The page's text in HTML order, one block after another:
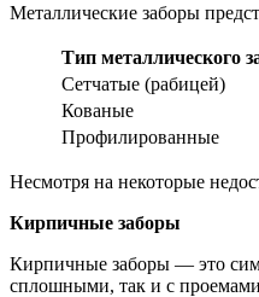
Металлические заборы
Тип металлического
Сетчатые (рабицей)
Кованые
Профилированные
Несмотря на некоторые
Кирпичные заборы
Кирпичные заборы — это
сплошными, так и с